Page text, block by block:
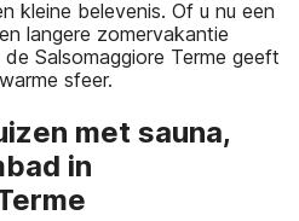
kleine belevenis. Of u nu een
langere zomervakantie
Salsomaggiore Terme geeft
sfeer.
met sauna,
in